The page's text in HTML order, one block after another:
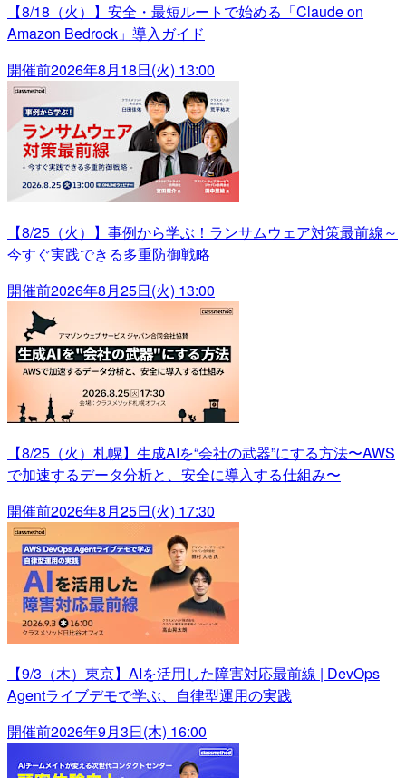
【8/18（火）】安全・最短ルートで始める「Claude on
Amazon Bedrock」導入ガイド
開催前2026年8月18日(火) 13:00
【8/25（火）】事例から学ぶ！ランサムウェア対策最前線～
今すぐ実践できる多重防御戦略
開催前2026年8月25日(火) 13:00
【8/25（火）札幌】生成AIを“会社の武器”にする方法〜AWS
で加速するデータ分析と、安全に導入する仕組み〜
開催前2026年8月25日(火) 17:30
【9/3（木）東京】AIを活用した障害対応最前線 | DevOps
Agentライブデモで学ぶ、自律型運用の実践
開催前2026年9月3日(木) 16:00